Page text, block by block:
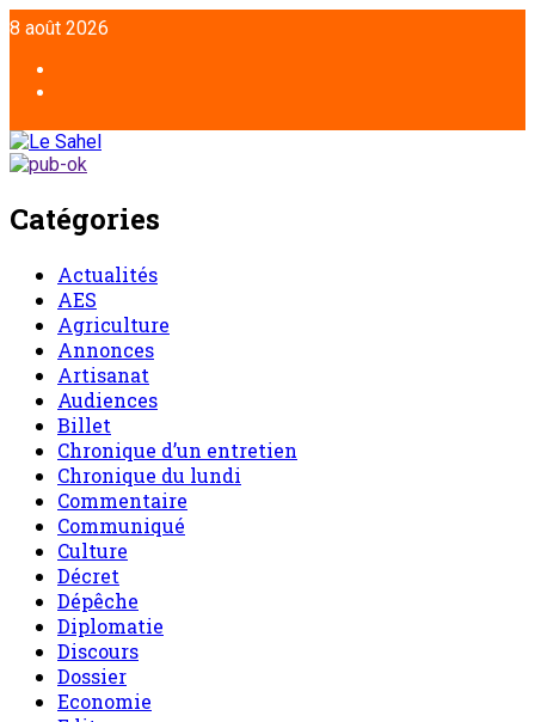
Aller
au
contenu
8 août 2026
Catégories
Actualités
AES
Agriculture
Annonces
Artisanat
Audiences
Billet
Chronique d’un entretien
Chronique du lundi
Commentaire
Communiqué
Culture
Décret
Dépêche
Diplomatie
Discours
Dossier
Economie